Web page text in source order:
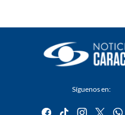
Síguenos en:
facebook
tiktok